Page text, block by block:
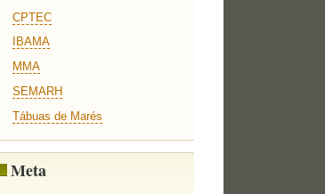
CPTEC
IBAMA
MMA
SEMARH
Tábuas de Marés
Meta